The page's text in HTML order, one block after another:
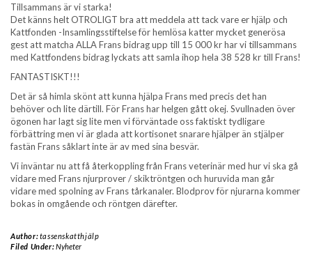
Tillsammans är vi starka!
Det känns helt OTROLIGT bra att meddela att tack vare er hjälp och
Kattfonden -Insamlingsstiftelse för hemlösa katter mycket generösa
gest att matcha ALLA Frans bidrag upp till 15 000 kr har vi tillsammans
med Kattfondens bidrag lyckats att samla ihop hela 38 528 kr till Frans!
FANTASTISKT!!!
Det är så himla skönt att kunna hjälpa Frans med precis det han
behöver och lite därtill. För Frans har helgen gått okej. Svullnaden över
ögonen har lagt sig lite men vi förväntade oss faktiskt tydligare
förbättring men vi är glada att kortisonet snarare hjälper än stjälper
fastän Frans såklart inte är av med sina besvär.
Vi inväntar nu att få återkoppling från Frans veterinär med hur vi ska gå
vidare med Frans njurprover / skiktröntgen och huruvida man går
vidare med spolning av Frans tårkanaler. Blodprov för njurarna kommer
bokas in omgående och röntgen därefter.
Author:tassenskatthjälp
Filed Under:Nyheter